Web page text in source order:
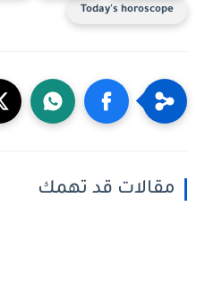
Today's horoscope
مقالات قد تهمك